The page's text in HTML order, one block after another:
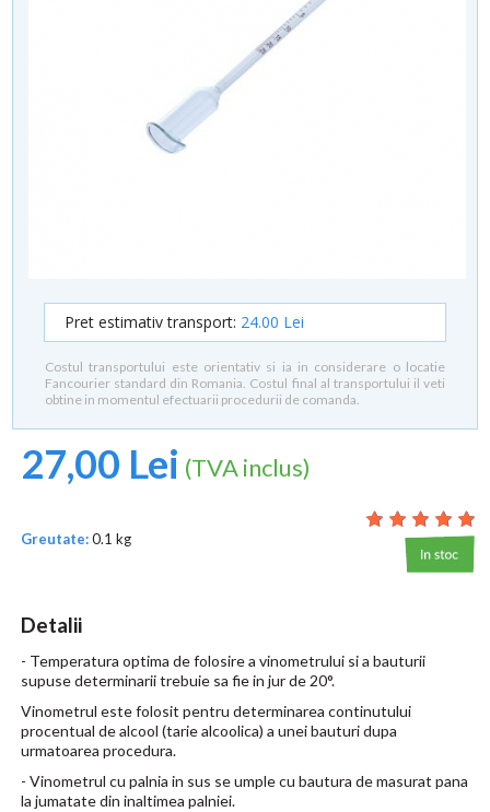
Pret estimativ transport: 24.00 Lei
Costul transportului este orientativ si ia in considerare o locatie
Fancourier standard din Romania. Costul final al transportului il veti
obtine in momentul efectuarii procedurii de comanda.
27,00 Lei (TVA inclus)
Greutate:0.1 kg
Detalii
- Temperatura optima de folosire a vinometrului si a bauturii
supuse determinarii trebuie sa fie in jur de 20°.
Vinometrul este folosit pentru determinarea continutului
procentual de alcool (tarie alcoolica) a unei bauturi dupa
urmatoarea procedura.
- Vinometrul cu palnia in sus se umple cu bautura de masurat pana
la jumatate din inaltimea palniei.